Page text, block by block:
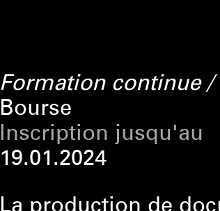
Formation continue
Bourse
Inscription jusqu'au
19.01.2024
La production de